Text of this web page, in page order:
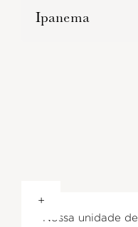
Ipanema
+
Nossa unidade de